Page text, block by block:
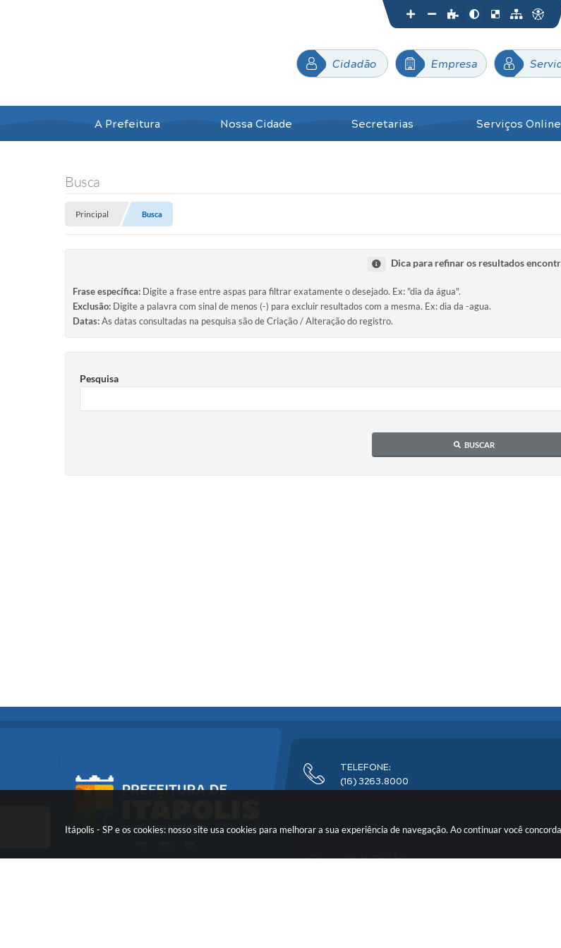
Itápolis - SP e os cookies: nosso site usa cookies para melhorar a sua experiência de navegação. Ao continuar você
Cidadão Empresa
A Prefeitura Nossa Cidade Secretarias Serviços Online
Busca
Principal Busca
Dica para refinar os resultados
Frase específica: Digite a frase entre aspas para filtrar exatamente o desejado. Ex: "dia da água".
Exclusão: Digite a palavra com sinal de menos (-) para excluir resultados com a mesma. Ex: dia da -agua.
Datas:As datas consultadas na pesquisa são de Criação / Alteração do registro.
Pesquisa
BUSCAR
TELEFONE:
(16) 3263.8000
LOCALIZAÇÃO: